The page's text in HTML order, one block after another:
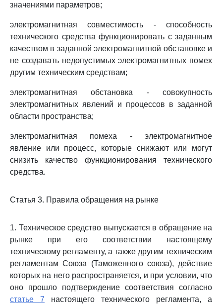
значениями параметров;
электромагнитная совместимость - способность
технического средства функционировать с заданным
качеством в заданной электромагнитной обстановке и
не создавать недопустимых электромагнитных помех
другим техническим средствам;
электромагнитная обстановка - совокупность
электромагнитных явлений и процессов в заданной
области пространства;
электромагнитная помеха - электромагнитное
явление или процесс, которые снижают или могут
снизить качество функционирования технического
средства.
Статья 3. Правила обращения на рынке
1. Техническое средство выпускается в обращение на
рынке при его соответствии настоящему
техническому регламенту, а также другим техническим
регламентам Союза (Таможенного союза), действие
которых на него распространяется, и при условии, что
оно прошло подтверждение соответствия согласно
статье 7 настоящего технического регламента, а